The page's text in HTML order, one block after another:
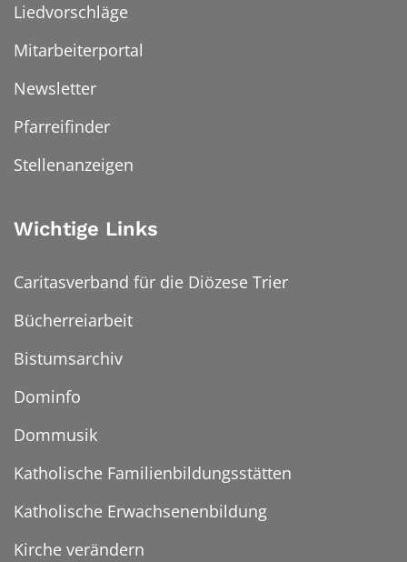
Liedvorschläge
Mitarbeiterportal
Newsletter
Pfarreifinder
Stellenanzeigen
Wichtige Links
Caritasverband für die Diözese Trier
Bücherreiarbeit
Bistumsarchiv
Dominfo
Dommusik
Katholische Familienbildungsstätten
Katholische Erwachsenenbildung
Kirche verändern